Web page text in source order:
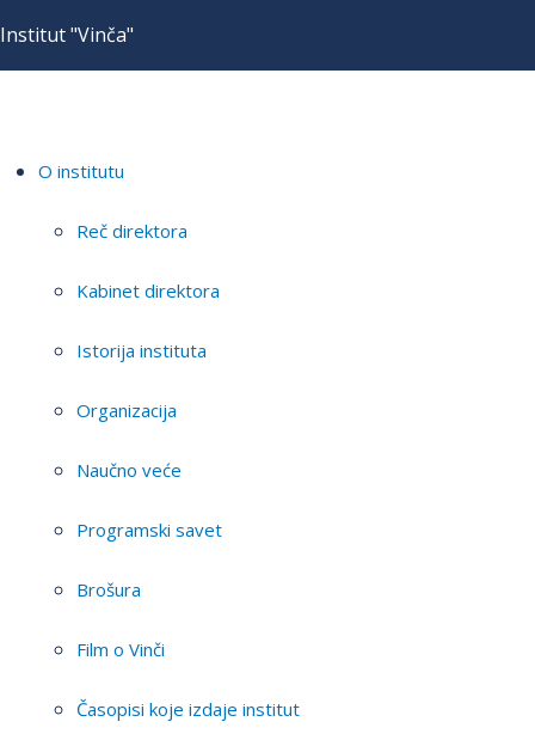
Institut "Vinča"
O institutu
Reč direktora
Kabinet direktora
Istorija instituta
Organizacija
Naučno veće
Programski savet
Brošura
Film o Vinči
Časopisi koje izdaje institut